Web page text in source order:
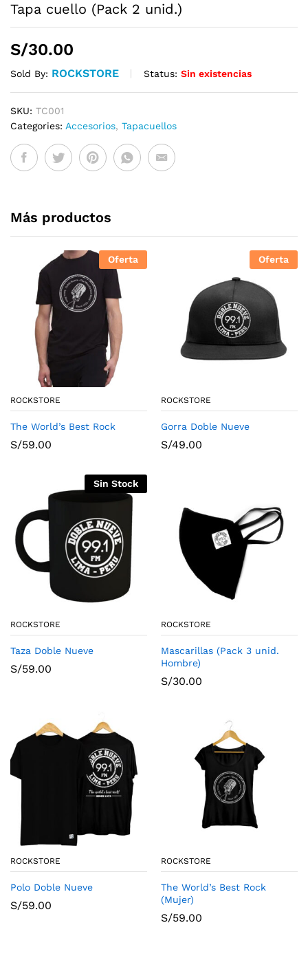
Tapa cuello (Pack 2 unid.)
S/30.00
Sold By: ROCKSTORE Status: Sin existencias
SKU: TC001
Categories: Accesorios, Tapacuellos
Más productos
Oferta
ROCKSTORE
The World’s Best Rock
S/59.00
Oferta
ROCKSTORE
Gorra Doble Nueve
S/49.00
Sin Stock
ROCKSTORE
Taza Doble Nueve
S/59.00
ROCKSTORE
Mascarillas (Pack 3 unid.
Hombre)
S/30.00
ROCKSTORE
Polo Doble Nueve
S/59.00
ROCKSTORE
The World’s Best Rock
(Mujer)
S/59.00